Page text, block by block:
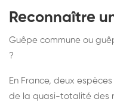
Reconnaître
Guêpe commune ou
?
En France, deux
de la quasi-totalité des